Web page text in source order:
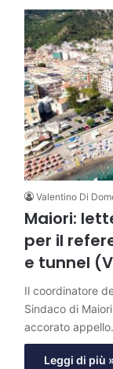
Valentino Di
Maiori:
per il
e tunnel
Il coordinatore
Sindaco di
accorato
Leggi di più